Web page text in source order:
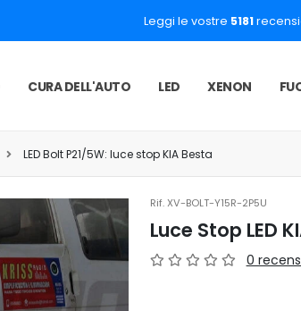
Leggi le vostre 5181
CURA DELL'AUTO LED XENON
LED Bolt P21/5W: luce stop KIA Besta
Rif.XV-BOLT-Y15R-2P5U
Luce Stop LED
0